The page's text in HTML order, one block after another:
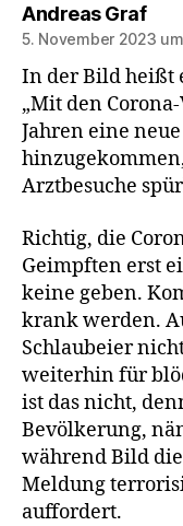
Andreas Grafsagt:
5. November 2023
In der Bild heißt
„Mit den
Jahren eine
Arztbesuche
Richtig, die
Geimpften erst
keine geben.
krank werden.
Schlaubeier
weiterhin für
ist das nicht,
Bevölkerung,
während Bild
Meldung
auffordert.